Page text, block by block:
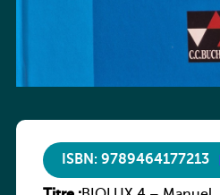
ISBN: 9789464177213